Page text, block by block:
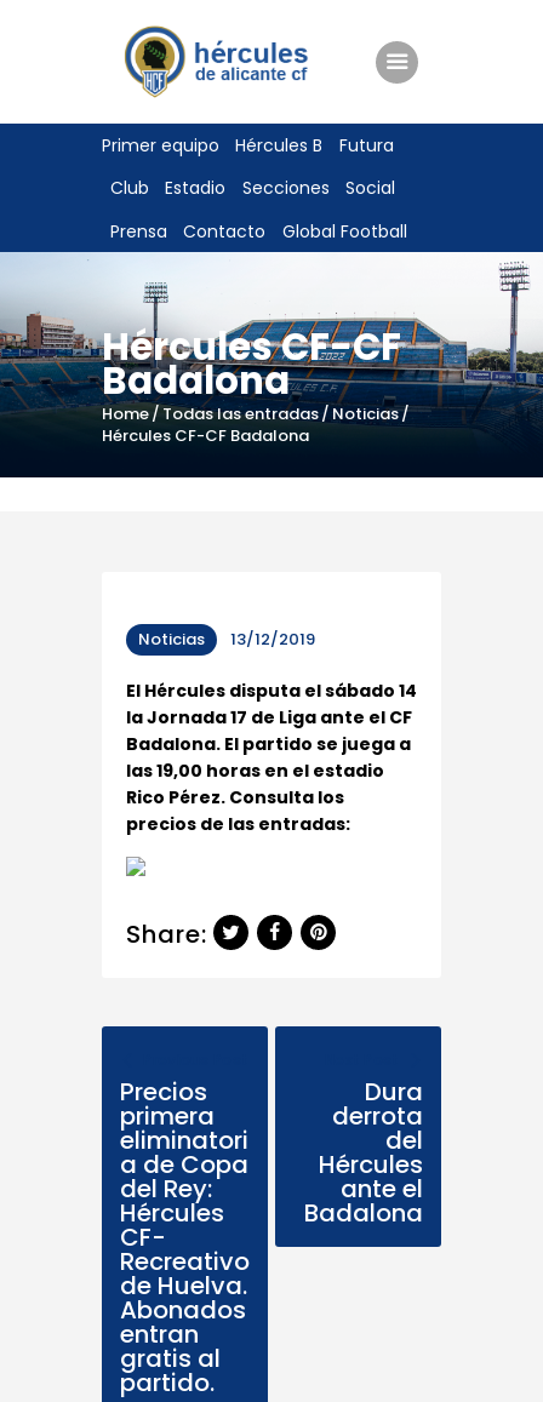
Primer equipo Hércules B
Futura
Club
Estadio Secciones
Social
Prensa
Contacto Global Football
Hércules CF-CF
Badalona
Home Todas las entradas
Noticias
Hércules CF-CF Badalona
ENTRADAS
TIENDA
HÉRCULESCF100
Noticias 13/12/2019
El Hércules disputa el sábado 14
la Jornada 17 de Liga ante el CF
Badalona. El partido se juega a
las 19,00 horas en el estadio
Rico Pérez. Consulta los
precios de las entradas:
Share:
Precios
primera
eliminatori
a de Copa
del Rey:
Hércules
CF-
Recreativo
de Huelva.
Abonados
entran
gratis al
partido.
Dura
derrota
del
Hércules
ante el
Badalona